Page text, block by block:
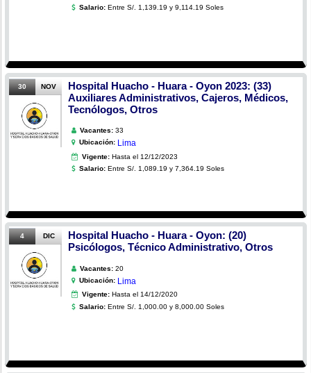
Salario: Entre S/. 1,139.19 y 9,114.19 Soles
30 NOV
Hospital Huacho - Huara - Oyon 2023: (33)
Auxiliares Administrativos, Cajeros, Médicos,
Tecnólogos, Otros
Vacantes: 33
Ubicación: Lima
Vigente: Hasta el 12/12/2023
Salario: Entre S/. 1,089.19 y 7,364.19 Soles
4 DIC
Hospital Huacho - Huara - Oyon: (20)
Psicólogos, Técnico Administrativo, Otros
Vacantes: 20
Ubicación: Lima
Vigente: Hasta el 14/12/2020
Salario: Entre S/. 1,000.00 y 8,000.00 Soles